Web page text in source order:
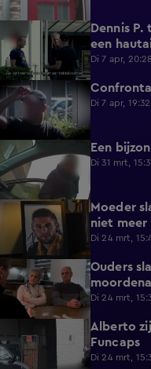
Dennis
een
Di 7 apr, 20:28
0:37
Di 7 apr, 19:32
0:57 Een
Di 31 mrt,
0:56
Moeder
niet meer
Di 24 mrt,
0:29
Ouders
Di 24 mrt,
Alberto
Funcaps
Di 24 mrt,